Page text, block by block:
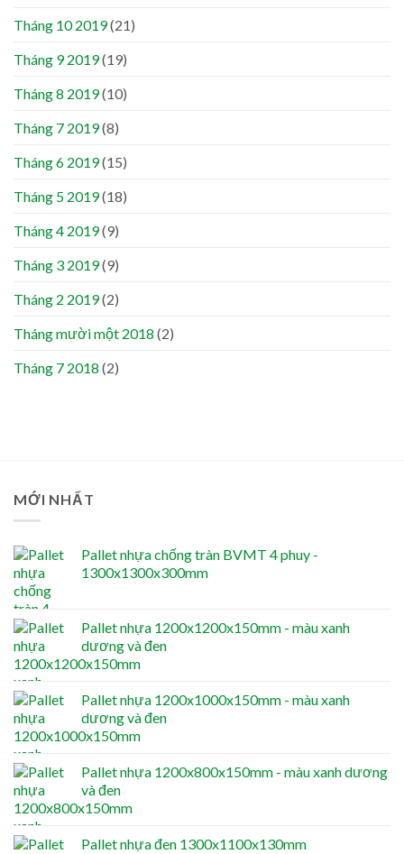
Tháng 10 2019(21)
Tháng 9 2019(19)
Tháng 8 2019(10)
Tháng 7 2019(8)
Tháng 6 2019(15)
Tháng 5 2019(18)
Tháng 4 2019(9)
Tháng 3 2019(9)
Tháng 2 2019(2)
Tháng mười một 2018 (2)
Tháng 7 2018 (2)
MỚI NHẤT
Pallet nhựa chống tràn BVMT 4 phuy -
1300x1300x300mm
Pallet nhựa 1200x1200x150mm - màu xanh
dương và đen
Pallet nhựa 1200x1000x150mm - màu xanh
dương và đen
Pallet nhựa 1200x800x150mm - màu xanh dương
và đen
Pallet nhựa đen 1300x1100x130mm